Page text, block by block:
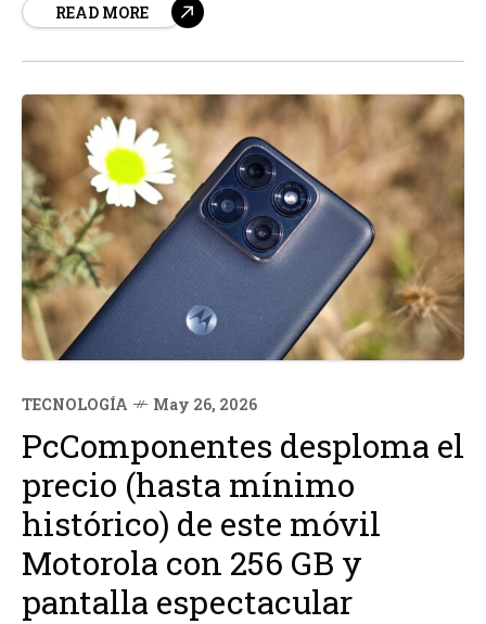
340. 3 millones de barriles. Esta disminución se debe a
READ MORE
TECNOLOGÍA May 26, 2026
PcComponentes desploma el
precio (hasta mínimo
histórico) de este móvil
Motorola con 256 GB y
pantalla espectacular